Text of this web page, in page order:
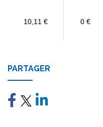
10,11 € 0 €
PARTAGER